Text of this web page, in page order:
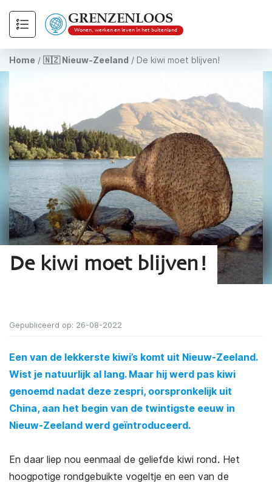
GRENZENLOOS
Wonen, werken en leven in het buitenland
Home / 🇳🇿 Nieuw-Zeeland / De kiwi moet blijven!
De kiwi moet blijven!
Gepubliceerd op: 26-08-2022
Een van de lekkerste kiwi’s komt uit Nieuw-Zeeland.
Wist je natuurlijk al lang. Maar hij werd pas kiwi
genoemd nadat deze zespri, oorspronkelijk uit
China, aan het begin van de twintigste eeuw in
Nieuw-Zeeland werd geïntroduceerd.
En daar liep nou eenmaal de geliefde kiwi rond. Het
hoogpotige rondgebuikte vogeltje en een van de